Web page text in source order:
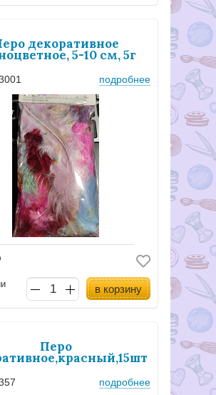
декоративное
5-10 см, 5г
подробнее
в корзину
Перо
подробнее